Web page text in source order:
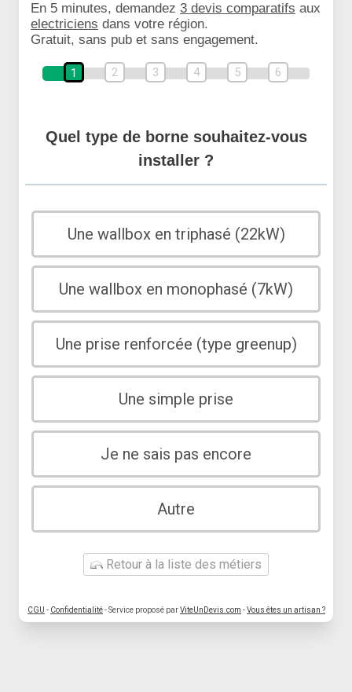
En 5 minutes, demandez 3 devis comparatifs aux
electriciens dans votre région.
Gratuit, sans pub et sans engagement.
1 2 3 4 5 6
Quel type de borne souhaitez-vous
installer ?
Une wallbox en triphasé (22kW)
Une wallbox en monophasé (7kW)
Une prise renforcée (type greenup)
Une simple prise
Je ne sais pas encore
Autre
Retour à la liste des métiers
CGU - Confidentialité- Service proposé parViteUnDevis.com -Vous êtes un artisan ?